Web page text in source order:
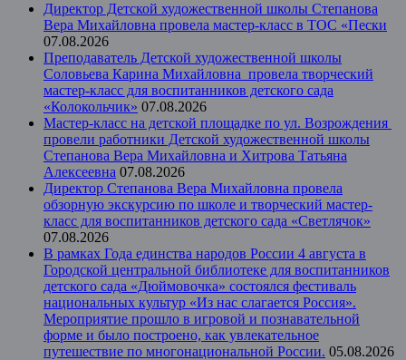
Директор Детской художественной школы Степанова
Вера Михайловна провела мастер-класс в ТОС «Пески
07.08.2026
Преподаватель Детской художественной школы
Соловьева Карина Михайловна провела творческий
мастер-класс для воспитанников детского сада
«Колокольчик» 07.08.2026
Мастер-класс на детской площадке по ул. Возрождения
провели работники Детской художественной школы
Степанова Вера Михайловна и Хитрова Татьяна
Алексеевна 07.08.2026
Директор Степанова Вера Михайловна провела
обзорную экскурсию по школе и творческий мастер-
класс для воспитанников детского сада «Светлячок»
07.08.2026
В рамках Года единства народов России 4 августа в
Городской центральной библиотеке для воспитанников
детского сада «Дюймовочка» состоялся фестиваль
национальных культур «Из нас слагается Россия».
Мероприятие прошло в игровой и познавательной
форме и было построено, как увлекательное
путешествие по многонациональной России. 05.08.2026